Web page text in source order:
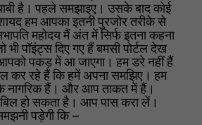
है। पहले समझाइए। उसके बाद कोई
हम आपका इतनी पुरजोर तरीके से
महोदय मैं अंत में सिर्फ इतना कहना
पॉइंट्स दिए गए हैं बमसी पोर्टल देख
पकड़ में आ जाएगा। हम डरे नहीं हैं
कर रहे हैं कि हमें अपना समझिए। हम
हैं। और आप ताकत में हैं।
हो सकता है। आप पास करा लें।
पड़ेगी कि –